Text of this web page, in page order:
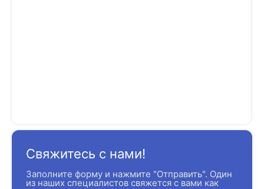
Свяжитесь с нами!
Заполните форму и нажмите "Отправить". Один
из наших специалистов свяжется с вами как